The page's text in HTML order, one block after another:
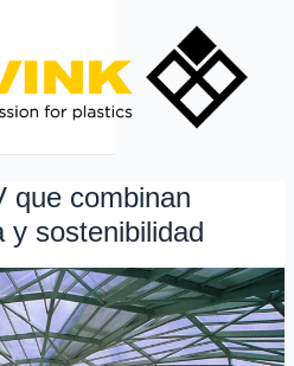
que combinan
y sostenibilidad